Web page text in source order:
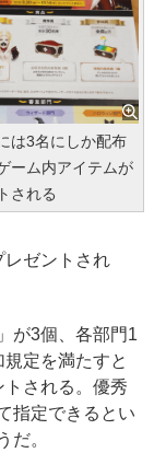
は3名にしか配布
ーム内アイテムが
される
ゼントされ
が3個、各部門1
定を満たすと
される。優秀
指定できるとい
だ。